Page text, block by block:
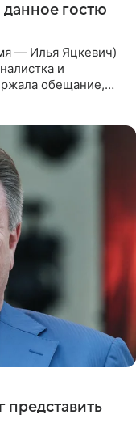
гостю
— Илья Яцкевич)
и
обещание,
представить